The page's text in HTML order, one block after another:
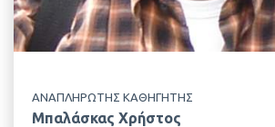
ΑΝΑΠΛΗΡΩΤΗΣ ΚΑΘΗΓΗΤΗΣ
Μπαλάσκας Χρήστος